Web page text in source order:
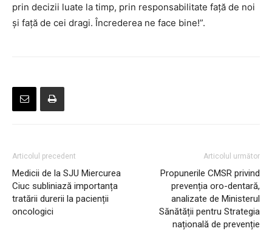
prin decizii luate la timp, prin responsabilitate față de noi
și față de cei dragi. Încrederea ne face bine!”.
Articolul precedent
Medicii de la SJU Miercurea
Ciuc subliniază importanța
tratării durerii la pacienții
oncologici
Articolul următor
Propunerile CMSR privind
prevenția oro-dentară,
analizate de Ministerul
Sănătății pentru Strategia
națională de prevenție